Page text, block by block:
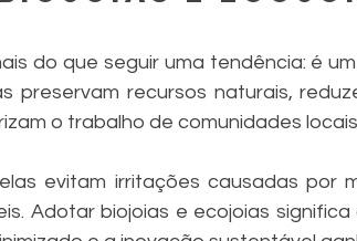
do que seguir uma tendência: é
preservam recursos naturais,
o trabalho de comunidades
evitam irritações causadas por
Adotar biojoias e ecojoias